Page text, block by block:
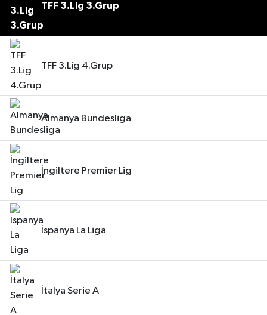
TFF 3.Lig 3.Grup
TFF 3.Lig 4.Grup
Almanya Bundesliga
İngiltere Premier Lig
İspanya La Liga
İtalya Serie A